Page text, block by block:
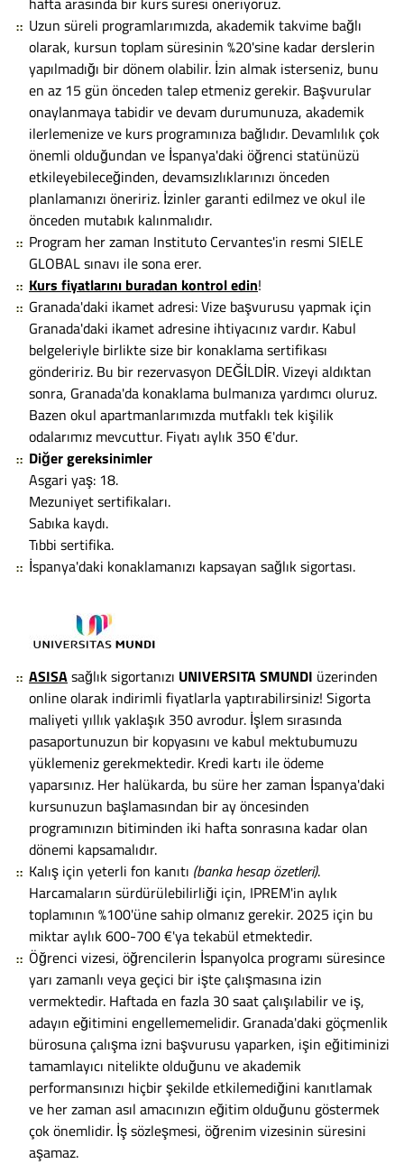
Uzun süreli programlarımızda, akademik takvime bağlı
olarak, kursun toplam süresinin %20'sine kadar derslerin
yapılmadığı bir dönem olabilir. İzin almak isterseniz, bunu
en az 15 gün önceden talep etmeniz gerekir. Başvurular
onaylanmaya tabidir ve devam durumunuza, akademik
ilerlemenize ve kurs programınıza bağlıdır. Devamlılık çok
önemli olduğundan ve İspanya'daki öğrenci statünüzü
etkileyebileceğinden, devamsızlıklarınızı önceden
planlamanızı öneririz. İzinler garanti edilmez ve okul ile
önceden mutabık kalınmalıdır.
Program her zaman Instituto Cervantes'in resmi SIELE
GLOBAL sınavı ile sona erer.
Kurs fiyatlarını buradan kontrol edin!
Granada'daki ikamet adresi: Vize başvurusu yapmak için
Granada'daki ikamet adresine ihtiyacınız vardır. Kabul
belgeleriyle birlikte size bir konaklama sertifikası
göndeririz. Bu bir rezervasyon DEĞİLDİR. Vizeyi aldıktan
sonra, Granada'da konaklama bulmanıza yardımcı oluruz.
Bazen okul apartmanlarımızda mutfaklı tek kişilik
odalarımız mevcuttur. Fiyatı aylık 350 €'dur.
Diğer gereksinimler
Asgari yaş: 18.
Mezuniyet sertifikaları.
Sabıka kaydı.
Tıbbi sertifika.
İspanya'daki konaklamanızı kapsayan sağlık sigortası.
ASISAsağlık sigortanızı UNIVERSITA SMUNDI üzerinden
online olarak indirimli fiyatlarla yaptırabilirsiniz! Sigorta
maliyeti yıllık yaklaşık 350 avrodur. İşlem sırasında
pasaportunuzun bir kopyasını ve kabul mektubumuzu
yüklemeniz gerekmektedir. Kredi kartı ile ödeme
yaparsınız. Her halükarda, bu süre her zaman İspanya'daki
kursunuzun başlamasından bir ay öncesinden
programınızın bitiminden iki hafta sonrasına kadar olan
dönemi kapsamalıdır.
Kalış için yeterli fon kanıtı (banka hesap özetleri).
Harcamaların sürdürülebilirliği için, IPREM'in aylık
toplamının %100'üne sahip olmanız gerekir. 2025 için bu
miktar aylık 600-700 €'ya tekabül etmektedir.
Öğrenci vizesi, öğrencilerin İspanyolca programı süresince
yarı zamanlı veya geçici bir işte çalışmasına izin
vermektedir. Haftada en fazla 30 saat çalışılabilir ve iş,
adayın eğitimini engellememelidir. Granada'daki göçmenlik
bürosuna çalışma izni başvurusu yaparken, işin eğitiminizi
tamamlayıcı nitelikte olduğunu ve akademik
performansınızı hiçbir şekilde etkilemediğini kanıtlamak
ve her zaman asıl amacınızın eğitim olduğunu göstermek
çok önemlidir. İş sözleşmesi, öğrenim vizesinin süresini
aşamaz.